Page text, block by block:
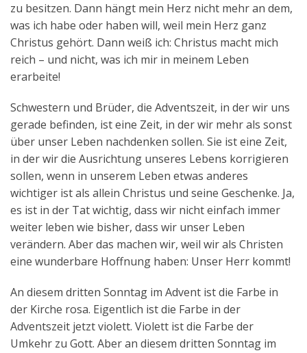
zu besitzen. Dann hängt mein Herz nicht mehr an dem,
was ich habe oder haben will, weil mein Herz ganz
Christus gehört. Dann weiß ich: Christus macht mich
reich – und nicht, was ich mir in meinem Leben
erarbeite!
Schwestern und Brüder, die Adventszeit, in der wir uns
gerade befinden, ist eine Zeit, in der wir mehr als sonst
über unser Leben nachdenken sollen. Sie ist eine Zeit,
in der wir die Ausrichtung unseres Lebens korrigieren
sollen, wenn in unserem Leben etwas anderes
wichtiger ist als allein Christus und seine Geschenke. Ja,
es ist in der Tat wichtig, dass wir nicht einfach immer
weiter leben wie bisher, dass wir unser Leben
verändern. Aber das machen wir, weil wir als Christen
eine wunderbare Hoffnung haben: Unser Herr kommt!
An diesem dritten Sonntag im Advent ist die Farbe in
der Kirche rosa. Eigentlich ist die Farbe in der
Adventszeit jetzt violett. Violett ist die Farbe der
Umkehr zu Gott. Aber an diesem dritten Sonntag im